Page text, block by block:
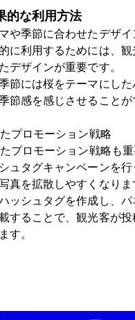
的な利用方法
や季節に合わせたデザイ
に利用するためには、
デザインが重要です。
節には桜をテーマにした
節感を感じさせることが
プロモーション戦略
プロモーション戦略も重
ュタグキャンペーンを
真を拡散しやすくなりま
ッシュタグを作成し、パ
することで、観光客が投
す。